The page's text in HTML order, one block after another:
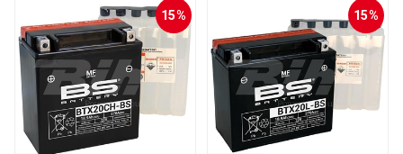
15% 15%